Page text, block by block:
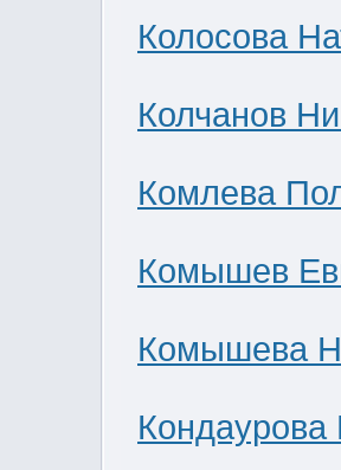
Колосова
Колчанов
Комлева
Комышев
Комышева